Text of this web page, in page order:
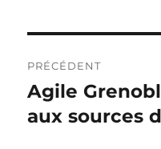
de
l’article
PRÉCÉDENT
Publication
précédente :
Agile
aux sources